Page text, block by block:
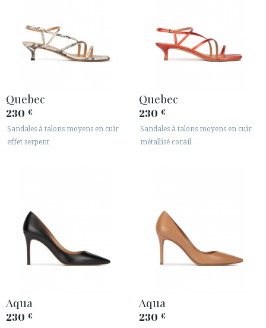
Quebec
230 €
Sandales à talons moyens en cuir
effet serpent
Quebec
230 €
Sandales à talons moyens en cuir
métallisé corail
Aqua
230 €
Aqua
230 €